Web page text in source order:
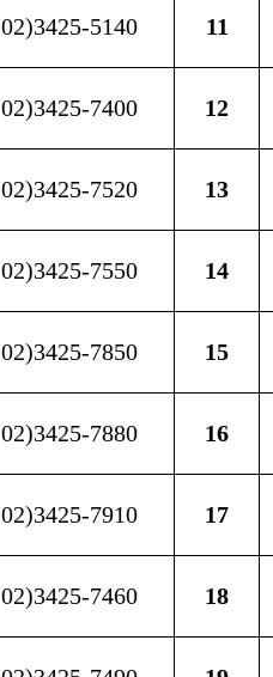
02)3425-5140 11
02)3425-7400 12
02)3425-7520 13
02)3425-7550 14
02)3425-7850 15
02)3425-7880 16
02)3425-7910 17
02)3425-7460 18